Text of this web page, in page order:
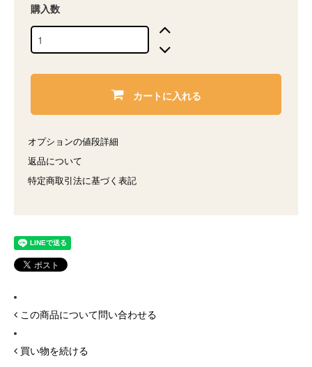
購入数
カートに入れる
オプションの値段詳細
返品について
特定商取引法に基づく表記
この商品について問い合わせる
買い物を続ける